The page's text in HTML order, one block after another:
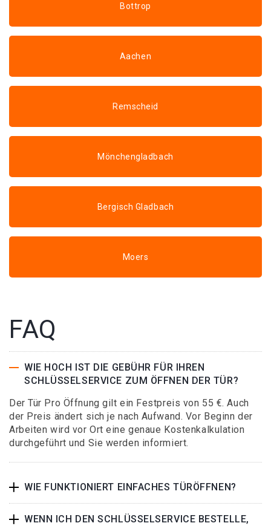
Bottrop
Aachen
Remscheid
Mönchengladbach
Bergisch Gladbach
Moers
FAQ
WIE HOCH IST DIE GEBÜHR FÜR IHREN
SCHLÜSSELSERVICE ZUM ÖFFNEN DER TÜR?
Der Tür Pro Öffnung gilt ein Festpreis von 55 €. Auch
der Preis ändert sich je nach Aufwand. Vor Beginn der
Arbeiten wird vor Ort eine genaue Kostenkalkulation
durchgeführt und Sie werden informiert.
WIE FUNKTIONIERT EINFACHES TÜRÖFFNEN?
WENN ICH DEN SCHLÜSSELSERVICE BESTELLE,